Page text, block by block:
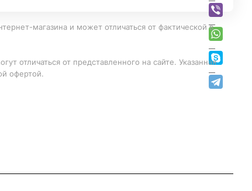
магазина и может отличаться от фактической в
отличаться от представленного на сайте. Указанная
офертой.